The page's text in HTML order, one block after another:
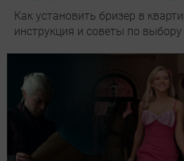
Как установить бризер в
инструкция и советы по